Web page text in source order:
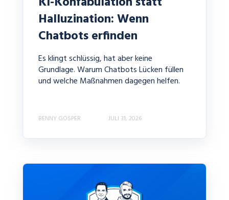
Halluzination: Wenn
Chatbots erfinden
Es klingt schlüssig, hat aber keine
Grundlage. Warum Chatbots Lücken füllen
und welche Maßnahmen dagegen helfen.
BENNY GOSPER JULI 31, 2026